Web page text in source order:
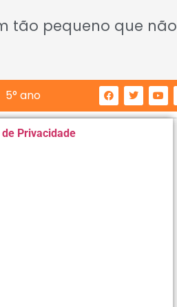
tão pequeno que não
5° ano
Privacidade